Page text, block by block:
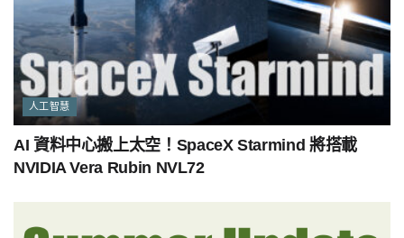
人工智慧
AI 資料中心搬上太空！SpaceX Starmind 將搭載
NVIDIA Vera Rubin NVL72